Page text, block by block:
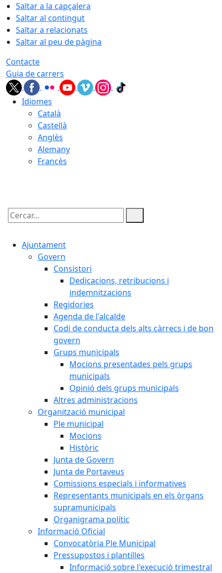
Saltar a la capçalera
Saltar al contingut
Saltar a relacionats
Saltar al peu de pàgina
Contacte
Guia de carrers
Idiomes
Català
Castellà
Anglès
Alemany
Francès
Cercar:
Ajuntament
Govern
Consistori
Dedicacions, retribucions i
indemnitzacions
Regidories
Agenda de l'alcalde
Codi de conducta dels alts càrrecs i de bon
govern
Grups municipals
Mocions presentades pels grups
municipals
Opinió dels grups municipals
Altres administracions
Organització municipal
Ple municipal
Mocions
Històric
Junta de Govern
Junta de Portaveus
Comissions especials i informatives
Representants municipals en els òrgans
supramunicipals
Organigrama polític
Informació Oficial
Convocatòria Ple Municipal
Pressupostos i plantilles
Informació sobre l'execució trimestral